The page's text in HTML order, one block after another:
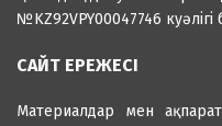
№KZ92VPY00047746 куәлігі
САЙТ ЕРЕЖЕСІ
Материалдар мен